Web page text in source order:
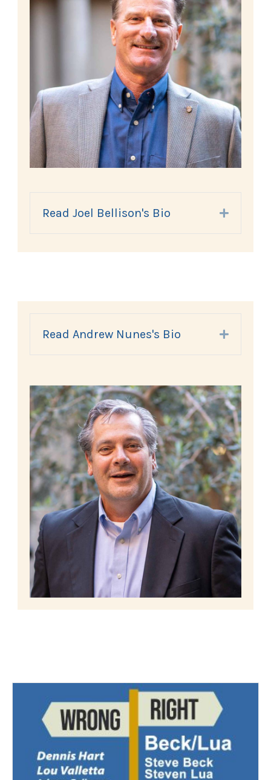
Read Joel Bellison's Bio Expand
Read Andrew Nunes's Bio Expand